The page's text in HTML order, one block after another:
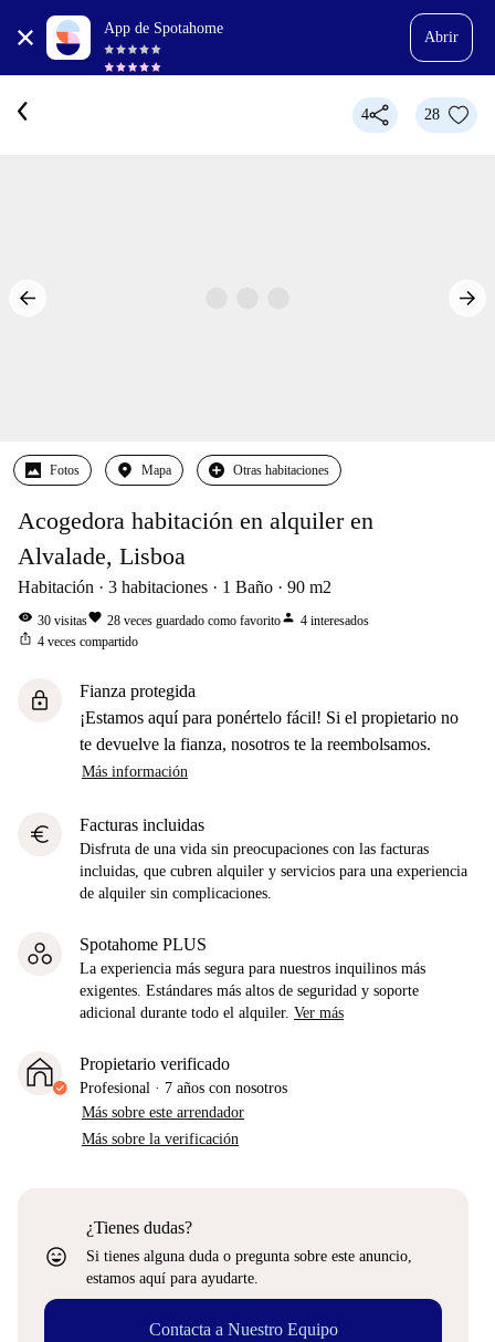
App de Spotahome
Abrir
4 28
Fotos Mapa Otras habitaciones
Acogedora habitación en alquiler en
Alvalade, Lisboa
Habitación 3 habitaciones 1 Baño 90 m2
visibility 30 visitasfavorite 28 veces guardado como favoritoperson 4 interesados
ios_share 4 veces compartido
lock
Fianza protegida
¡Estamos aquí para ponértelo fácil! Si el propietario no
te devuelve la fianza, nosotros te la reembolsamos.
Más información
euro Facturas incluidas
Disfruta de una vida sin preocupaciones con las facturas
incluidas, que cubren alquiler y servicios para una experiencia
de alquiler sin complicaciones.
Spotahome PLUS
La experiencia más segura para nuestros inquilinos más
exigentes. Estándares más altos de seguridad y soporte
adicional durante todo el alquiler. Ver más
Propietario verificado
Profesional · 7 años con nosotros
Más sobre este arrendador
Más sobre la verificación
sentiment_very_satisfied
¿Tienes dudas?
Si tienes alguna duda o pregunta sobre este anuncio,
estamos aquí para ayudarte.
Contacta a Nuestro Equipo